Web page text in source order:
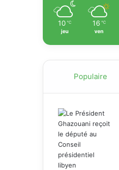
10 ℃
jeu
16 ℃
ven
Populaire